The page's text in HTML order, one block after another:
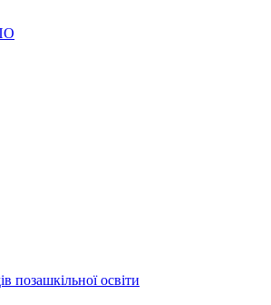
позашкільної освіти